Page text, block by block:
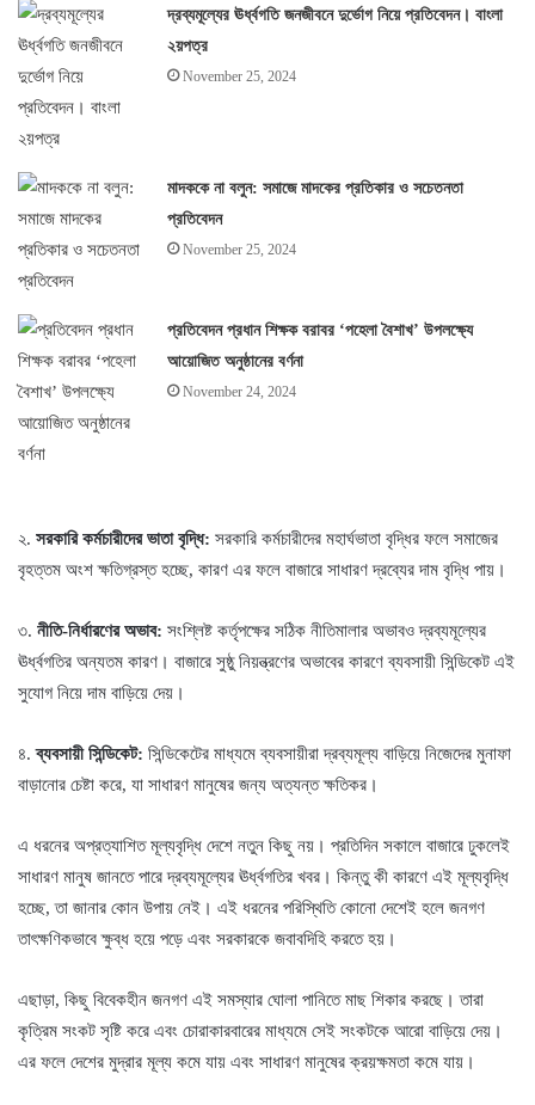
দ্রব্যমূল্যের ঊর্ধ্বগতি জনজীবনে দুর্ভোগ নিয়ে প্রতিবেদন। বাংলা
২য়পত্র
November 25, 2024
মাদককে না বলুন: সমাজে মাদকের প্রতিকার ও সচেতনতা
প্রতিবেদন
November 25, 2024
প্রতিবেদন প্রধান শিক্ষক বরাবর ‘পহেলা বৈশাখ’ উপলক্ষ্যে
আয়োজিত অনুষ্ঠানের বর্ণনা
November 24, 2024
২. সরকারি কর্মচারীদের ভাতা বৃদ্ধি: সরকারি কর্মচারীদের মহার্ঘভাতা বৃদ্ধির ফলে সমাজের
বৃহত্তম অংশ ক্ষতিগ্রস্ত হচ্ছে, কারণ এর ফলে বাজারে সাধারণ দ্রব্যের দাম বৃদ্ধি পায়।
৩. নীতি-নির্ধারণের অভাব: সংশ্লিষ্ট কর্তৃপক্ষের সঠিক নীতিমালার অভাবও দ্রব্যমূল্যের
ঊর্ধ্বগতির অন্যতম কারণ। বাজারে সুষ্ঠু নিয়ন্ত্রণের অভাবের কারণে ব্যবসায়ী সিন্ডিকেট এই
সুযোগ নিয়ে দাম বাড়িয়ে দেয়।
৪.ব্যবসায়ী সিন্ডিকেট: সিন্ডিকেটের মাধ্যমে ব্যবসায়ীরা দ্রব্যমূল্য বাড়িয়ে নিজেদের মুনাফা
বাড়ানোর চেষ্টা করে, যা সাধারণ মানুষের জন্য অত্যন্ত ক্ষতিকর।
এ ধরনের অপ্রত্যাশিত মূল্যবৃদ্ধি দেশে নতুন কিছু নয়। প্রতিদিন সকালে বাজারে ঢুকলেই
সাধারণ মানুষ জানতে পারে দ্রব্যমূল্যের ঊর্ধ্বগতির খবর। কিন্তু কী কারণে এই মূল্যবৃদ্ধি
হচ্ছে, তা জানার কোন উপায় নেই। এই ধরনের পরিস্থিতি কোনো দেশেই হলে জনগণ
তাৎক্ষণিকভাবে ক্ষুব্ধ হয়ে পড়ে এবং সরকারকে জবাবদিহি করতে হয়।
এছাড়া, কিছু বিবেকহীন জনগণ এই সমস্যার ঘোলা পানিতে মাছ শিকার করছে। তারা
কৃত্রিম সংকট সৃষ্টি করে এবং চোরাকারবারের মাধ্যমে সেই সংকটকে আরো বাড়িয়ে দেয়।
এর ফলে দেশের মুদ্রার মূল্য কমে যায় এবং সাধারণ মানুষের ক্রয়ক্ষমতা কমে যায়।